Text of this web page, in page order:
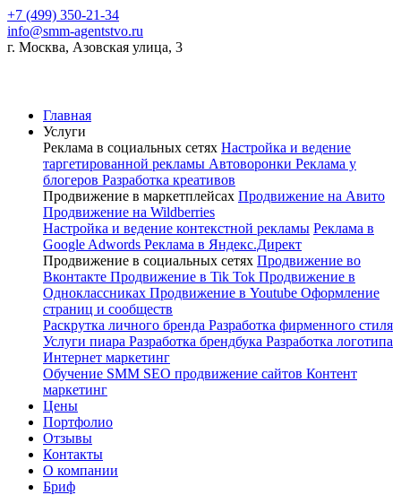
+7 (499) 350-21-34
info@smm-agentstvo.ru
г. Москва, Азовская улица, 3
Главная
Услуги
Реклама в социальных сетях Настройка и ведение
таргетированной рекламы Автоворонки Реклама у
блогеров Разработка креативов
Продвижение в маркетплейсах Продвижение на Авито
Продвижение на Wildberries
Настройка и ведение контекстной рекламы Реклама в
Google Adwords Реклама в Яндекс.Директ
Продвижение в социальных сетях Продвижение во
Вконтакте Продвижение в Tik Tok Продвижение в
Одноклассниках Продвижение в Youtube Оформление
страниц и сообществ
Раскрутка личного бренда Разработка фирменного стиля
Услуги пиара Разработка брендбука Разработка логотипа
Интернет маркетинг
Обучение SMM SEO продвижение сайтов Контент
маркетинг
Цены
Портфолио
Отзывы
Контакты
О компании
Бриф